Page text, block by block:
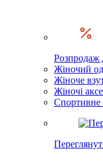
Розпродаж
Жіночий
Жіноче
Жіночі
Спортивне